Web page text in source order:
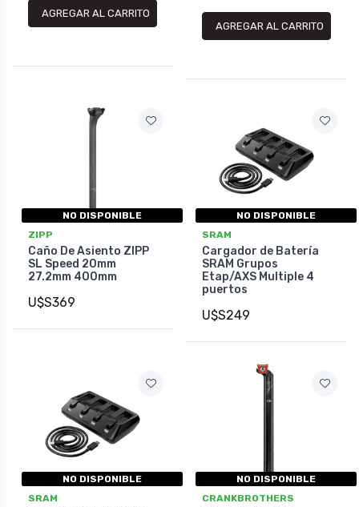
AGREGAR AL CARRITO
AGREGAR AL CARRITO
NO DISPONIBLE
ZIPP
Caño De Asiento ZIPP
SL Speed 20mm
27.2mm 400mm
U$S369
NO DISPONIBLE
SRAM
Cargador de Batería
SRAM Grupos
Etap/AXS Multiple 4
puertos
U$S249
NO DISPONIBLE
SRAM
NO DISPONIBLE
CRANKBROTHERS